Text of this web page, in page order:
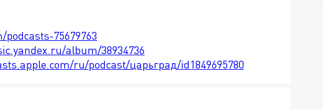
75679763
album/38934736
ru/podcast/царьград/id1849695780